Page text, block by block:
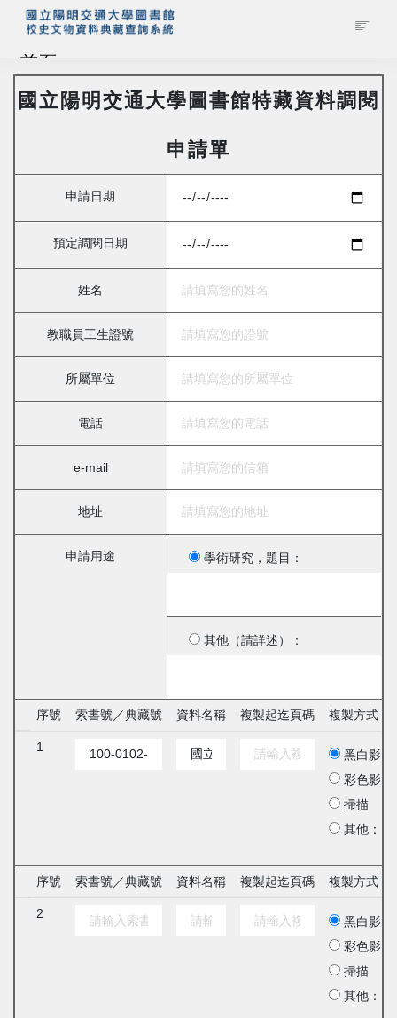
首頁
藏品查詢
管理者登入
國立陽明交通大學圖書館特藏資料調閱
申請單
申請日期
預定調閱日期
姓名
教職員工生證號
所屬單位
電話
e-mail
地址
申請用途 學術研究，題目：
其他（請詳述）：
序號 索書號／典藏號 資料名稱 複製起迄頁碼 複製方式
1
黑白影印
彩色影印
掃描
其他：
序號 索書號／典藏號 資料名稱 複製起迄頁碼 複製方式
2
黑白影印
彩色影印
掃描
其他：